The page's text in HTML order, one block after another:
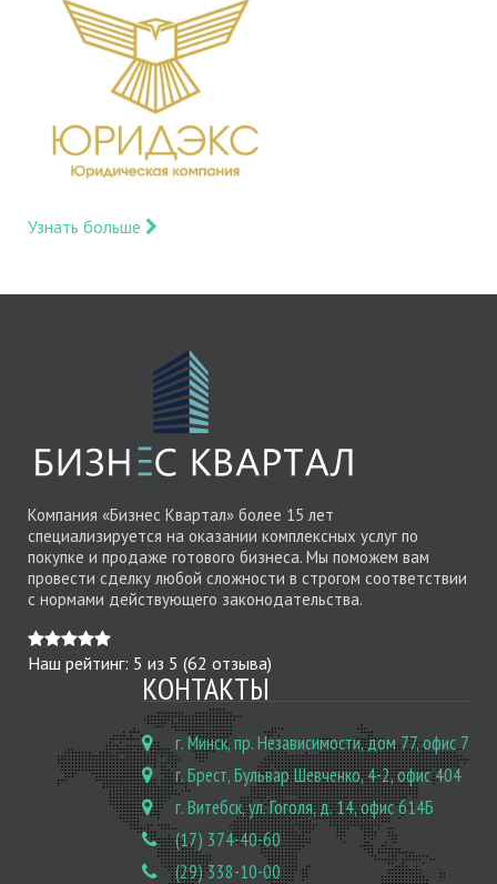
Узнать больше
Компания «Бизнес Квартал» более 15 лет
специализируется на оказании комплексных услуг по
покупке и продаже готового бизнеса. Мы поможем вам
провести сделку любой сложности в строгом соответствии
с нормами действующего законодательства.
Наш рейтинг: 5 из 5 (62 отзыва)
КОНТАКТЫ
г. Минск, пр. Независимости, дом 77, офис 7
г. Брест, Бульвар Шевченко, 4-2, офис 404
г. Витебск, ул. Гоголя, д. 14, офис 614Б
(17) 374-40-60
(29) 338-10-00